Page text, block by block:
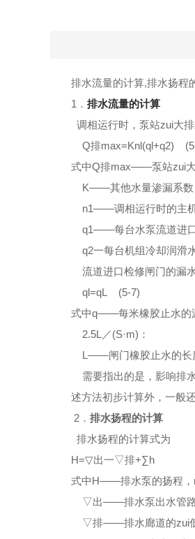
排水流量的计算,排水扬程
1． 排水流量的计算
调相运行时，泵站zui大
Q排max=Knl(ql+q2)
式中Q排max——泵站zui大
K——其他水量渗漏系数
n1——调相运行时的主机
q1——每台水泵流道进
q2一每台机组冷却润滑
流道进口检修闸门的漏
ql=qL (5-7)
式中q——每米橡胶止水的
2.5L／(S·m)：
L——闸门橡胶止水的长
需要指出的是，影响排
述方法初步计算外，一般
2． 排水扬程的计算
排水扬程的计算式为
H=▽出一▽排+∑h
式中H——排水泵的扬程，
▽出——排水泵出水管路
▽排——排水廊道的zui